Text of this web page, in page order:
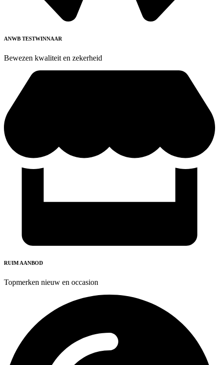
ANWB TESTWINNAAR
Bewezen kwaliteit en zekerheid
RUIM AANBOD
Topmerken nieuw en occasion